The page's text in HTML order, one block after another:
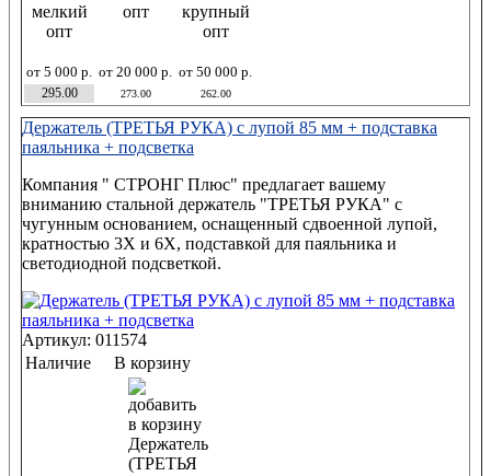
мелкий
опт
от 5 000 р.
опт
от 20 000 р.
крупный
опт
от 50 000 р.
295.00
273.00 262.00
Держатель (ТРЕТЬЯ РУКА) с лупой 85 мм + подставка
паяльника + подсветка
Компания " СТРОНГ Плюс" предлагает вашему
вниманию стальной держатель "ТРЕТЬЯ РУКА" с
чугунным основанием, оснащенный сдвоенной лупой,
кратностью 3Х и 6Х, подставкой для паяльника и
светодиодной подсветкой.
Артикул: 011574
Наличие
В корзину